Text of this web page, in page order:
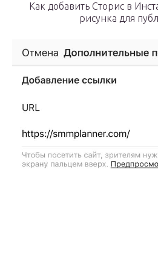
Как добавить Сторис в
рисунка для